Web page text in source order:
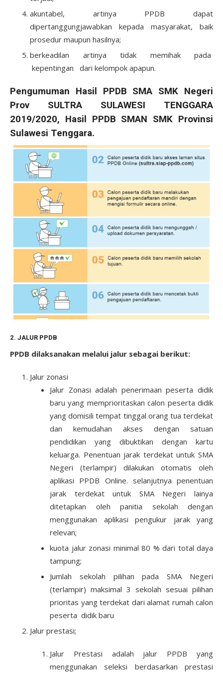
akuntabel, artinya PPDB dapat
dipertanggungjawabkan kepada masyarakat, baik
prosedur maupun hasilnya;
berkeadilan artinya tidak memihak pada
kepentingan dari kelompok apapun.
Pengumuman Hasil PPDB SMA SMK Negeri
Prov SULTRA SULAWESI TENGGARA
2019/2020, Hasil PPDB SMAN SMK Provinsi
Sulawesi Tenggara.
2. JALUR PPDB
PPDB dilaksanakan melalui jalur sebagai berikut:
Jalur zonasi
Jalur Zonasi adalah penerimaan peserta didik
baru yang memprioritaskan calon peserta didik
yang domisili tempat tinggal orang tua terdekat
dan kemudahan akses dengan satuan
pendidikan yang dibuktikan dengan kartu
keluarga. Penentuan jarak terdekat untuk SMA
Negeri (terlampir) dilakukan otomatis oleh
aplikasi PPDB Online. selanjutnya penentuan
jarak terdekat untuk SMA Negeri lainya
ditetapkan oleh panitia sekolah dengan
menggunakan aplikasi pengukur jarak yang
relevan;
kuota jalur zonasi minimal 80 % dari total daya
tampung;
Jumlah sekolah pilihan pada SMA Negeri
(terlampir) maksimal 3 sekolah sesuai pilihan
prioritas yang terdekat dari alamat rumah calon
peserta didik baru
Jalur prestasi;
Jalur Prestasi adalah jalur PPDB yang
menggunakan seleksi berdasarkan prestasi